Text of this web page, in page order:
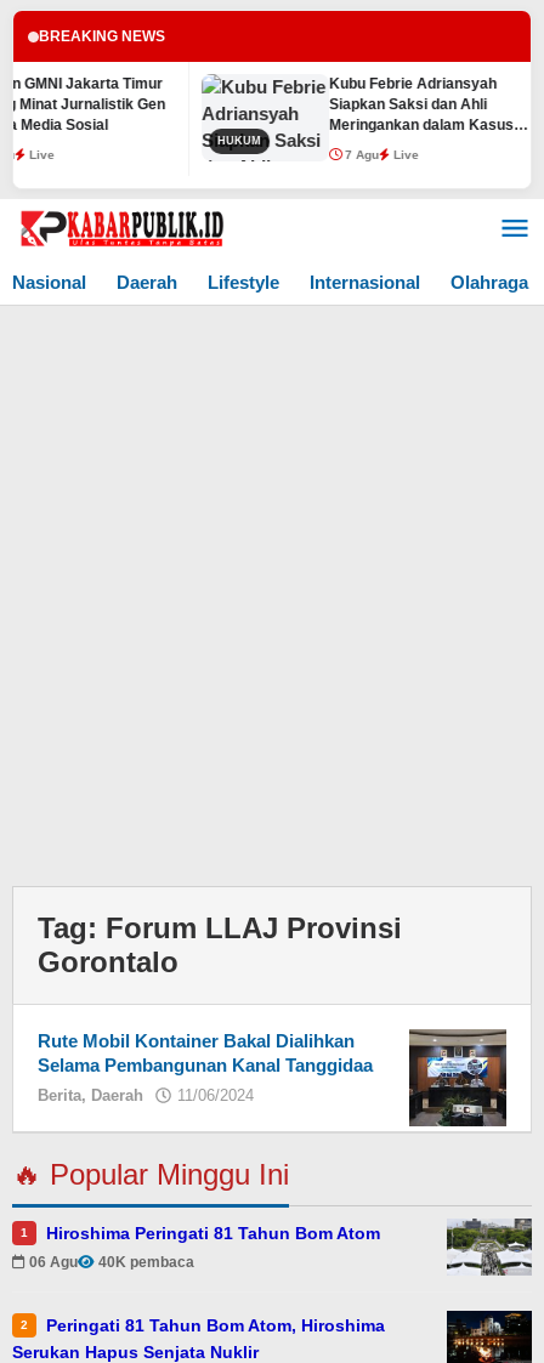
BREAKING NEWS
Jakarta Timur
Jurnalistik Gen
Sosial
Live
HUKUM
Kubu Febrie Adriansyah
Siapkan Saksi dan Ahli
Meringankan dalam Kasus
TPPU
7 Agu Live
Lewati
Nasional
Daerah Lifestyle Internasional Olahraga
Tag: Forum LLAJ Provinsi
Gorontalo
Rute Mobil Kontainer Bakal Dialihkan
Selama Pembangunan Kanal Tanggidaa
Berita, Daerah 11/06/2024
🔥 Popular Minggu Ini
1 Hiroshima Peringati 81 Tahun Bom Atom
06 Agu 40K pembaca
2
Peringati 81 Tahun Bom Atom, Hiroshima
Serukan Hapus Senjata Nuklir